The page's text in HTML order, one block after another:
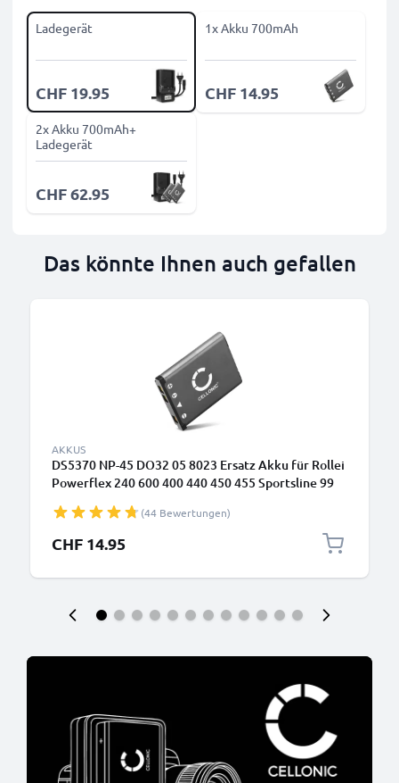
Ladegerät
CHF 19.95
1x Akku 700mAh
CHF 14.95
2x Akku 700mAh+
Ladegerät
CHF 62.95
Das könnte Ihnen auch gefallen
AKKUS
DS5370 NP-45 DO32 05 8023 Ersatz Akku für Rollei
Powerflex 240 600 400 440 450 455 Sportsline 99
Ersatzakku - Kameraakku 700mAh, Batterie
(44 Bewertungen)
CHF 14.95